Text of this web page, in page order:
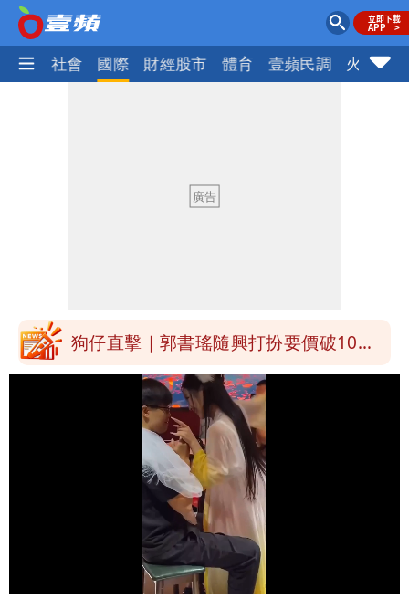
政治 社會 國際 財經股市 體育 壹蘋民調 火線話
方志友、楊銘威真的離婚了！全聲明曝光
柯南揪5破綻
狗仔直擊｜郭書瑤隨興打扮要價破10
萬 素顏進擊新生活圈（壹蘋10點強
騙慈濟10億！無良女律師曾宣導反詐
嗆被害者「愚痴」超諷刺
鄭朝方曬3人合照 網友一看秒懂：竹北
接班人「終於有消息了」
台玻夫人長子最後9年很痛苦 親友批徐
莉玲「冷血媽媽」
35歲早餐不吃鐵板麵？釣出一票人點
頭 辦公室全是「1聲音」
班鐵翔誇姜厚任女友跟他學演戲表現優
Loaded:
77.01%